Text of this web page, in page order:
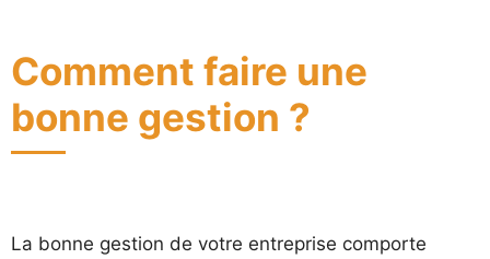
Comment faire une
bonne gestion ?
La bonne gestion de votre entreprise comporte